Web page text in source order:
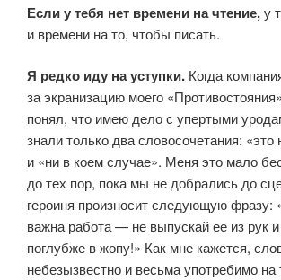
Если у тебя нет времени на чтение,у
и времени на то, чтобы писать.
Я редко иду на уступки. Когда
за экранизацию моего
понял, что имею дело с упертыми
знали только два словосочетания: «это
и «ни в коем случае». Меня это мало
до тех пор, пока мы не добрались до
героиня произносит следующую фразу:
важна работа — не выпускай ее из рук
поглубже в жопу!» Как мне кажется,
небезызвестно и весьма употребимо на